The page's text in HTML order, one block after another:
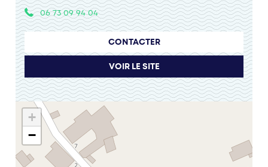
06 73 09 94 04
CONTACTER
VOIR LE SITE
+
−